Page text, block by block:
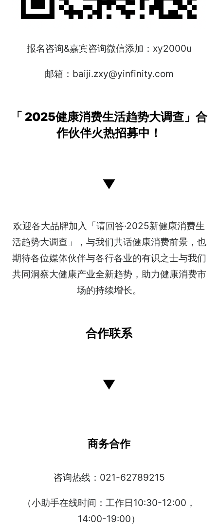
报名咨询&嘉宾咨询微信添加：xy2000u
邮箱：baiji.zxy@yinfinity.com
「 2025健康消费生活趋势大调查」合
作伙伴火热招募中！
▼
欢迎各大品牌加入「请回答·2025新健康消费生
活趋势大调查」，与我们共话健康消费前景，也
期待各位媒体伙伴与各行各业的有识之士与我们
共同洞察大健康产业全新趋势，助力健康消费市
场的持续增长。
合作联系
▼
商务合作
咨询热线：021-62789215
（小助手在线时间：工作日10:30-12:00，
14:00-19:00）